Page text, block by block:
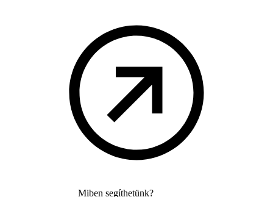
Miben segíthetünk?